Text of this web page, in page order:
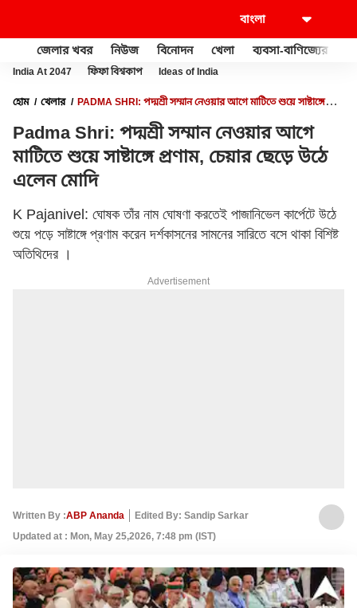
জেলার খবর নিউজ বিনোদন খেলা ব্যবসা-বাণিজ্যের
India At 2047 ফিফা বিশ্বকাপ Ideas of India
হোম খেলার
PADMA SHRI: পদ্মশ্রী সম্মান নেওয়ার আগে মাটিতে শুয়ে সাষ্টাঙ্গে
Padma Shri: পদ্মশ্রী সম্মান নেওয়ার আগে
মাটিতে শুয়ে সাষ্টাঙ্গে প্রণাম, চেয়ার ছেড়ে উঠে
এলেন মোদি
K Pajanivel: ঘোষক তাঁর নাম ঘোষণা করতেই পাজানিভেল কার্পেটে উঠে
শুয়ে পড়ে সাষ্টাঙ্গে প্রণাম করেন দর্শকাসনের সামনের সারিতে বসে থাকা বিশিষ্ট
অতিথিদের ।
Advertisement
Written By :ABP Ananda
Edited By: Sandip Sarkar
Updated at : Mon, May 25,2026, 7:48 pm (IST)